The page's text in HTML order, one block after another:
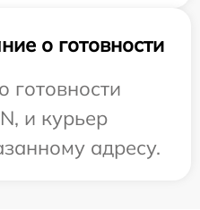
о готовности
и курьер
адресу.